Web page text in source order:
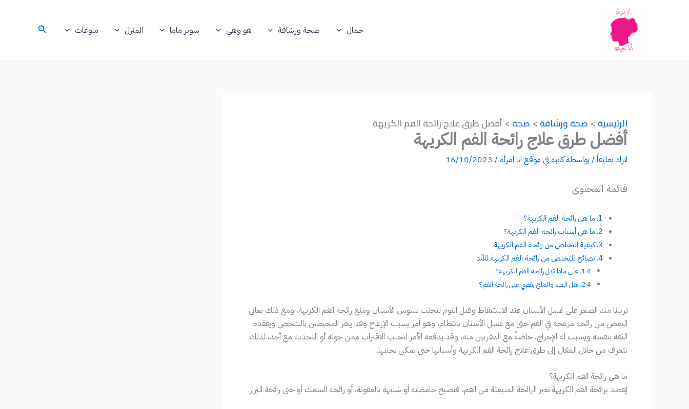
جمال صحة ورشاقة هو وهي سوبر ماما المنزل منوعات البحث
الرئيسية صحة ورشاقة صحة أفضل طرق علاج رائحة الفم الكريهة
أفضل طرق علاج رائحة الفم الكريهة
اترك تعليقاً/ بواسطة كاتبة في موقع انا امرأة/
16/10/2023
قائمة المحتوى
ما هي رائحة الفم الكريهة؟
ما هي أسباب رائحة الفم الكريهة؟
كيفية التخلص من رائحة الفم الكريهة
نصائح للتخلص من رائحة الفم الكريهة للأبد
على ماذا تدل رائحة الفم الكريهة؟
هل الماء والملح يقضي على رائحة الفم؟
تربينا منذ الصغر على غسل الأسنان عند الاستيقاظ وقبل النوم لتجنب تسوس الأسنان ومنع رائحة الفم الكريهة، ومع ذلك يعاني
البعض من رائحة مزعجة في الفم حتى مع غسل الأسنان بانتظام، وهو أمر يسبب الإزعاج وقد ينفر المحيطين بالشخص ويفقده
الثقة بنفسه ويسبب له الإحراج، خاصةً مع المقربين منه، وقد يدفعه الأمر لتجنب الاقتراب ممن حوله أو التحدث مع أحد، لذلك
نتعرف من خلال المقال إلى طرق علاج رائحة الفم الكريهة وأسبابها حتى يمكن تجنبها.
ما هي رائحة الفم الكريهة؟
يُقصد برائحة الفم الكريهة تغير الرائحة المنبعثة من الفم، فتصبح حامضية أو شبيهة بالعفونة، أو رائحة السمك أو حتى رائحة البراز.